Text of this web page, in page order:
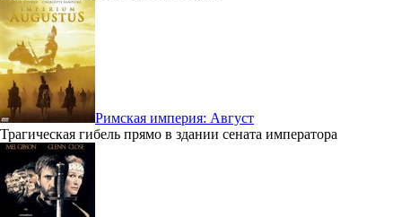
Римская империя: Август
Трагическая гибель прямо в здании сената императора